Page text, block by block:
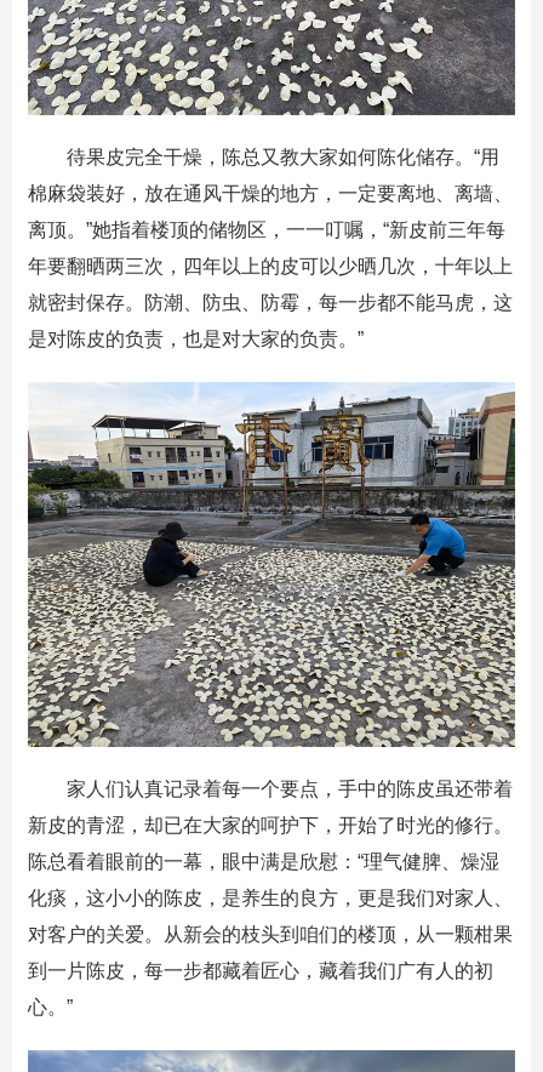
待果皮完全干燥，陈总又教大家如何陈化储存。“用
棉麻袋装好，放在通风干燥的地方，一定要离地、离墙、
离顶。”她指着楼顶的储物区，一一叮嘱，“新皮前三年每
年要翻晒两三次，四年以上的皮可以少晒几次，十年以上
就密封保存。防潮、防虫、防霉，每一步都不能马虎，这
是对陈皮的负责，也是对大家的负责。”
家人们认真记录着每一个要点，手中的陈皮虽还带着
新皮的青涩，却已在大家的呵护下，开始了时光的修行。
陈总看着眼前的一幕，眼中满是欣慰：“理气健脾、燥湿
化痰，这小小的陈皮，是养生的良方，更是我们对家人、
对客户的关爱。从新会的枝头到咱们的楼顶，从一颗柑果
到一片陈皮，每一步都藏着匠心，藏着我们广有人的初
心。”